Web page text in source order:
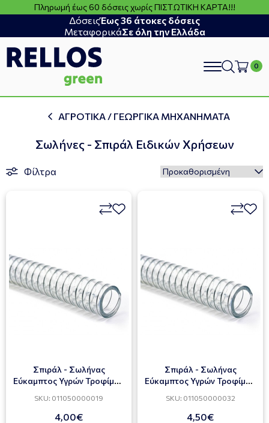
Πληρωμή έως 60 δόσεις χωρίς ΠΙΣΤΩΤΙΚΗ ΚΑΡΤΑ!!!
ΔόσειςΈως 36 άτοκες δόσεις
ΜεταφορικάΣε όλη την Ελλάδα
search
ΑΓΡΟΤΙΚΑ / ΓΕΩΡΓΙΚΑ ΜΗΧΑΝΗΜΑΤΑ
Σωλήνες - Σπιράλ Ειδικών Χρήσεων
Φίλτρα
Σπιράλ - Σωλήνας
Εύκαμπτος Υγρών Τροφίμων
SKU: 011050000019
4,00€
Σπιράλ - Σωλήνας
Εύκαμπτος Υγρών Τροφίμων
SKU: 011050000032
4,50€